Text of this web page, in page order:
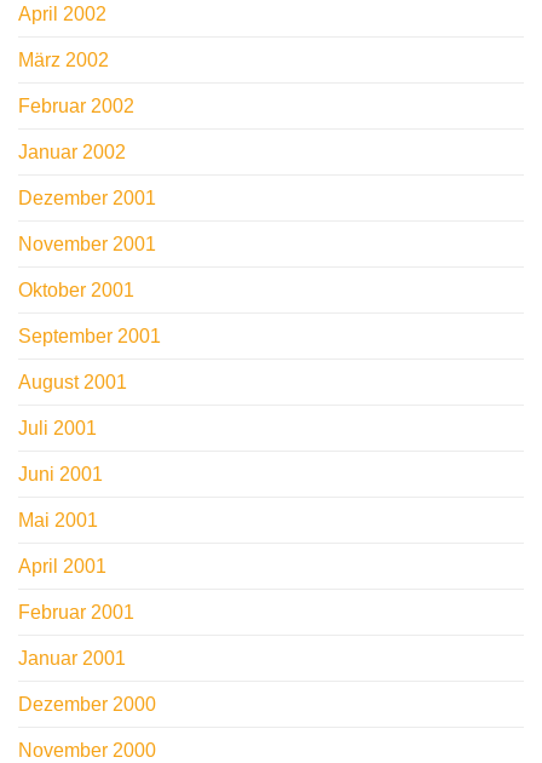
April 2002
März 2002
Februar 2002
Januar 2002
Dezember 2001
November 2001
Oktober 2001
September 2001
August 2001
Juli 2001
Juni 2001
Mai 2001
April 2001
Februar 2001
Januar 2001
Dezember 2000
November 2000